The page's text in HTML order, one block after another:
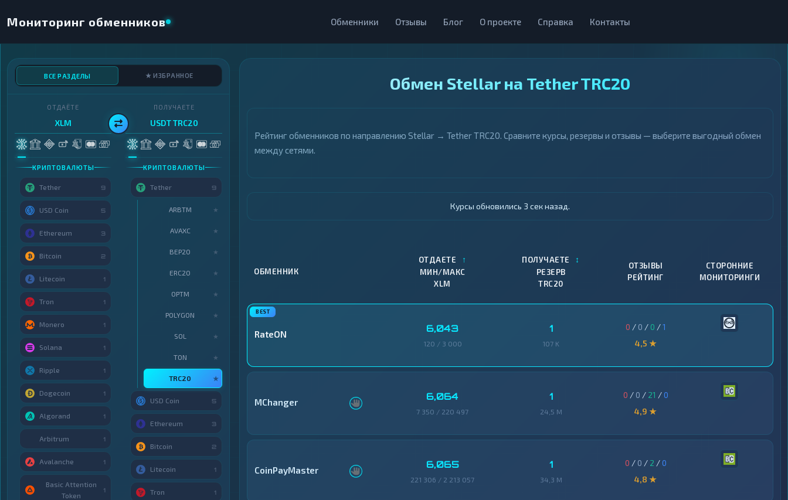
Мониторинг обменников Обменники Отзывы Блог О проекте Справка Контакты
Обмен Stellar на Tether TRC20
Рейтинг обменников по направлению Stellar → Tether TRC20. Сравните курсы, резервы и отзывы — выберите выгодный обмен
между сетями.
Курсы обновились 4 сек назад.
ОБМЕННИК
ОТДАЕТЕ ↑
МИН/МАКС
XLM
ПОЛУЧАЕТЕ ↕
РЕЗЕРВ
TRC20
ОТЗЫВЫ
РЕЙТИНГ
СТОРОННИЕ
МОНИТОРИНГИ
RateON 6,043
120 / 3 000
1
107 K
0 / 0 / 0 /1
4,5 ★
MChanger 6,064
7 350 / 220 497
1
24,5 M
0 / 0 / 21 /0
4,9 ★
CoinPayMaster 6,065
221 306 / 2 213 057
1
34,3 M
0 / 0 / 2 /0
4,8 ★
ВСЕ РАЗДЕЛЫ ★ ИЗБРАННОЕ
ОТДАЁТЕ
XLM
КРИПТОВАЛЮТЫ
Tether 9
USD Coin 5
Ethereum 3
Bitcoin 2
Litecoin 1
Tron 1
Monero 1
Solana 1
Ripple 1
Dogecoin 1
Algorand 1
Arbitrum 1
Avalanche 1
Basic Attention
Token
1
ПОЛУЧАЕТЕ
USDT TRC20
КРИПТОВАЛЮТЫ
Tether 9
ARBTM ★
AVAXC ★
BEP20 ★
ERC20 ★
OPTM ★
POLYGON ★
SOL ★
TON ★
TRC20 ★
USD Coin 5
Ethereum 3
Bitcoin 2
Litecoin 1
Tron 1